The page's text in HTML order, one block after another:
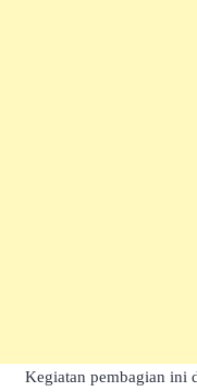
Kegiatan pembagian ini